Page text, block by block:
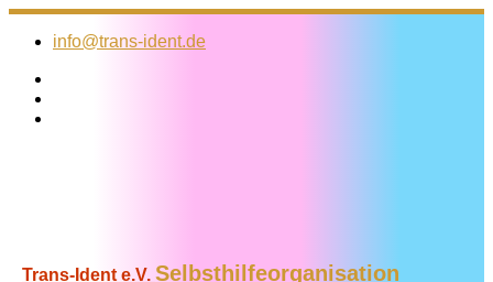
Zum
Inhalt
info@trans-ident.de
Trans-Ident e.V. Selbsthilfeorganisation